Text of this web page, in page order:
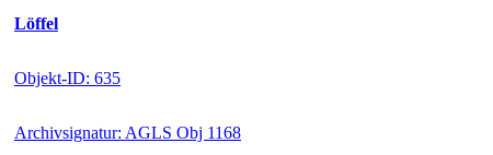
Löffel
Objekt-ID: 635
Archivsignatur: AGLS Obj 1168